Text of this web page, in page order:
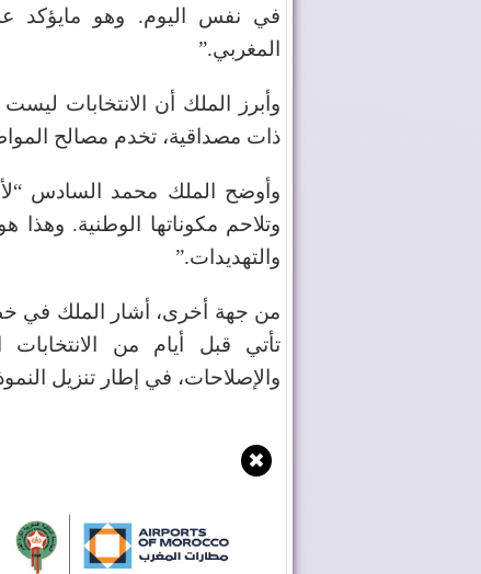
في نفس اليوم. وهو مايؤكد
المغربي”.
وأبرز الملك أن الانتخابات
ذات مصداقية، تخدم مصالح
وأوضح الملك محمد السادس
وتلاحم مكوناتها الوطنية.
والتهديدات”.
من جهة أخرى، أشار الملك في
تأتي قبل أيام من
والإصلاحات، في إطار تنزيل
✖